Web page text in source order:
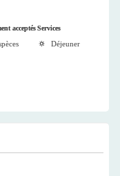
acceptés Services
Déjeuner